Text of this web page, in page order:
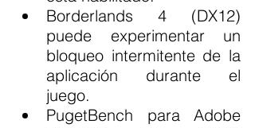
Borderlands 4 (DX12)
puede experimentar un
bloqueo intermitente de la
aplicación durante el
juego.
PugetBench para Adobe